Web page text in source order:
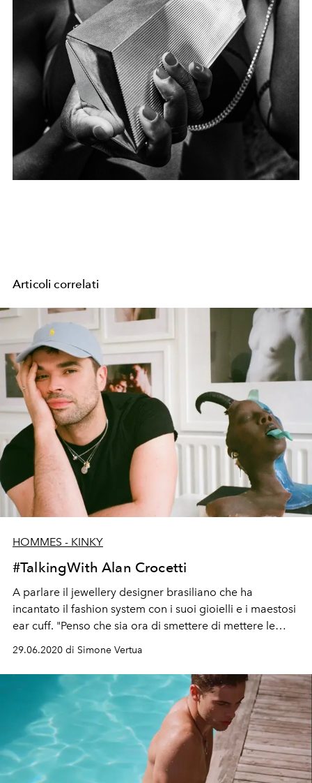
Articoli correlati
HOMMES - KINKY
#TalkingWith Alan Crocetti
A parlare il jewellery designer brasiliano che ha
incantato il fashion system con i suoi gioielli e i maestosi
ear cuff. "Penso che sia ora di smettere di mettere le
persone nelle scatole e di limitare il tipo di relazioni che
essere liberi e di valorizzare le esperienze, in modo che
ogni momento condiviso possa essere un'opportunità
per i sentimenti di comunità e di appartenenza."
29.06.2020 di Simone Vertua